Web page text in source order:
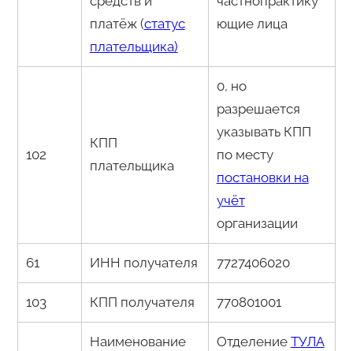
платёж (статус
плательщика)
ющие лица
102
КПП
плательщика
0, но
разрешается
указывать КПП
по месту
постановки на
учёт
организации
61 ИНН получателя 7727406020
103 КПП получателя 770801001
Наименование
Отделение ТУЛА